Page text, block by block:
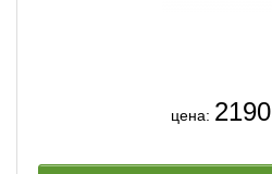
цена: 2190